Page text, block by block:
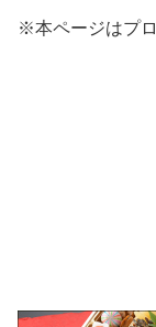
※本ページはプ